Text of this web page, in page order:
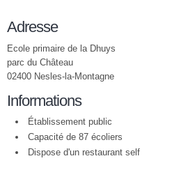
Adresse
Ecole primaire de la Dhuys
parc du Château
02400 Nesles-la-Montagne
Informations
Établissement public
Capacité de 87 écoliers
Dispose d'un restaurant self